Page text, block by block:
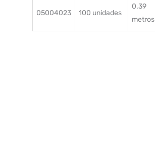
05004023 100 unidades
0.39
metros